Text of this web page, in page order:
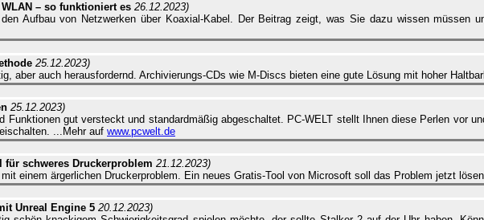
– so funktioniert es 26.12.2023)
Aufbau von Netzwerken über Koaxial-Kabel. Der Beitrag zeigt, was Sie dazu wissen müssen
25.12.2023)
aber auch herausfordernd. Archivierungs-CDs wie M-Discs bieten eine gute Lösung mit hoher
25.12.2023)
Funktionen gut versteckt und standardmäßig abgeschaltet. PC-WELT stellt Ihnen diese Perlen vor
...Mehr auf www.pcwelt.de
schweres Druckerproblem 21.12.2023)
einem ärgerlichen Druckerproblem. Ein neues Gratis-Tool von Microsoft soll das Problem jetzt
Unreal Engine 5 20.12.2023)